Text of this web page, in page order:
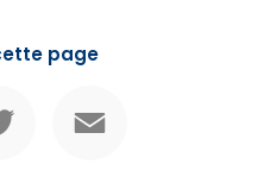
page